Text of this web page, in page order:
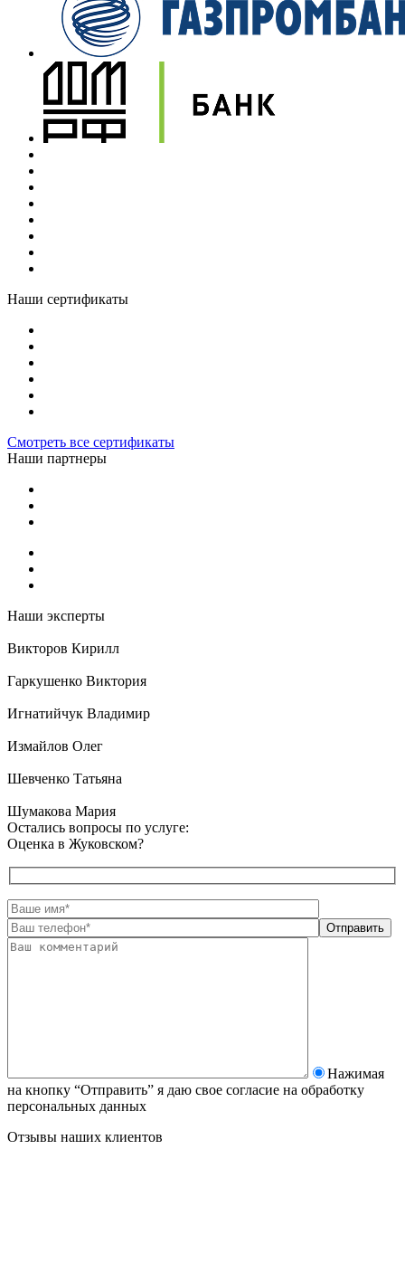
Наши сертификаты
Смотреть все сертификаты
Наши партнеры
Наши эксперты
Викторов Кирилл
Гаркушенко Виктория
Игнатийчук Владимир
Измайлов Олег
Шевченко Татьяна
Шумакова Мария
Остались вопросы по услуге:
Оценка в Жуковском?
Нажимая
на кнопку “Отправить” я даю свое согласие на обработку
персональных данных
Отзывы наших клиентов